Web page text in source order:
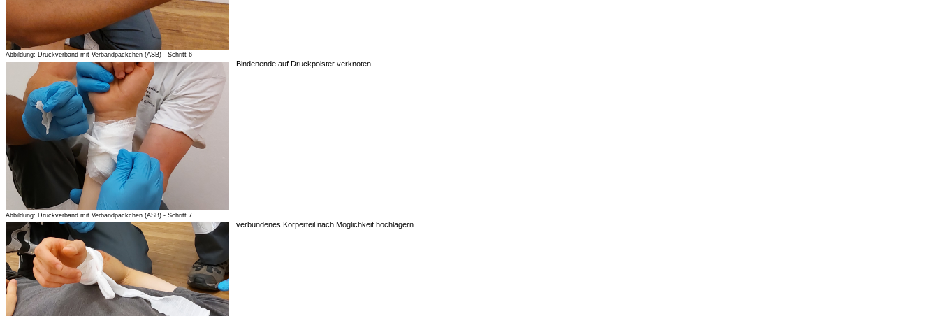
Abbildung: Druckverband mit Verbandpäckchen (ASB) - Schritt 6
Abbildung: Druckverband mit Verbandpäckchen (ASB) - Schritt 7
Bindenende auf Druckpolster verknoten
verbundenes Körperteil nach Möglichkeit hochlagern